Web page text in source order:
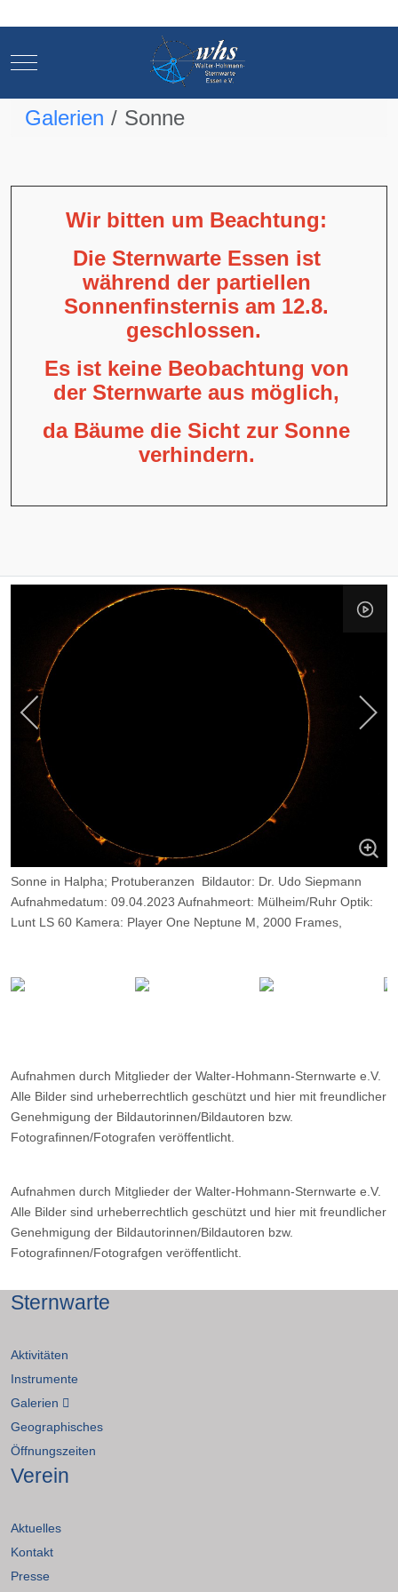
Mobile Menu Toggle
Galerien Sonne
Wir bitten um Beachtung:
Die Sternwarte Essen ist
während der partiellen
Sonnenfinsternis am 12.8.
geschlossen.
Es ist keine Beobachtung von
der Sternwarte aus möglich,
da Bäume die Sicht zur Sonne
verhindern.
Sonne in Halpha; Protuberanzen Bildautor: Dr. Udo Siepmann
Aufnahmedatum: 09.04.2023 Aufnahmeort: Mülheim/Ruhr Optik:
Lunt LS 60 Kamera: Player One Neptune M, 2000 Frames,
Aufnahmen durch Mitglieder der Walter-Hohmann-Sternwarte e.V.
Alle Bilder sind urheberrechtlich geschützt und hier mit freundlicher
Genehmigung der Bildautorinnen/Bildautoren bzw.
Fotografinnen/Fotografen veröffentlicht.
Aufnahmen durch Mitglieder der Walter-Hohmann-Sternwarte e.V.
Alle Bilder sind urheberrechtlich geschützt und hier mit freundlicher
Genehmigung der Bildautorinnen/Bildautoren bzw.
Fotografinnen/Fotografgen veröffentlicht.
Sternwarte
Aktivitäten
Instrumente
Galerien
Geographisches
Öffnungszeiten
Verein
Aktuelles
Kontakt
Presse